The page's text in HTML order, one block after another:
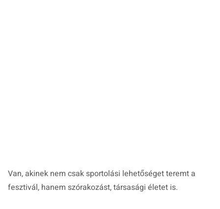
Van, akinek nem csak sportolási lehetőséget teremt a
fesztivál, hanem szórakozást, társasági életet is.